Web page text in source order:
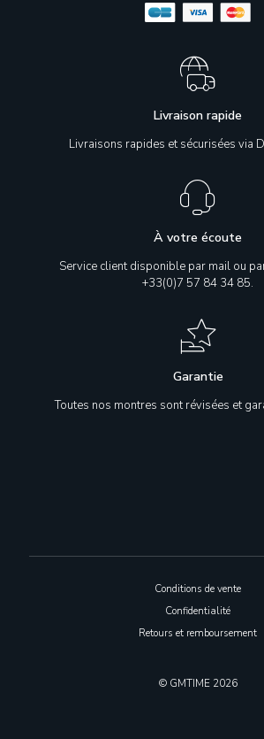
Livraison rapide
Livraisons rapides et sécurisées via
À votre écoute
Service client disponible par mail ou
+33(0)7 57 84 34 85.
Garantie
Toutes nos montres sont révisées et
Conditions de vente
Confidentialité
Retours et remboursement
© GMTIME 2026